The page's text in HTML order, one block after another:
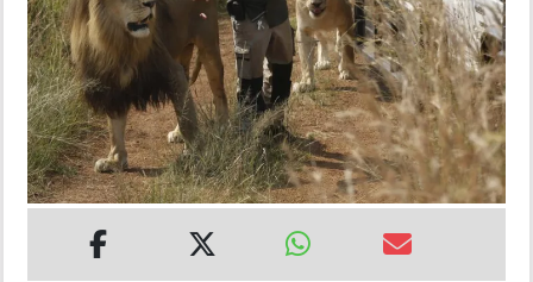
DEPORTES
MUNDO
INSÓLITAS
MULTIMEDIA